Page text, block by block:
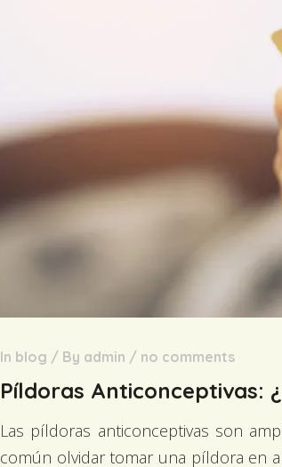
In blog / By admin / no comments
Píldoras Anticonceptivas:
Las píldoras anticonceptivas son
común olvidar tomar una píldora en